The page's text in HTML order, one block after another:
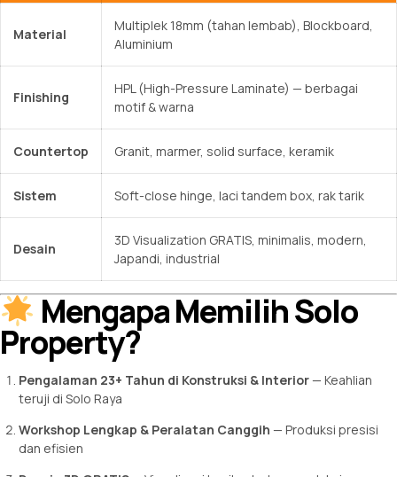
Material
Multiplek 18mm (tahan lembab), Blockboard,
Aluminium
Finishing
HPL (High-Pressure Laminate) — berbagai
motif & warna
Countertop Granit, marmer, solid surface, keramik
Sistem Soft-close hinge, laci tandem box, rak tarik
Desain
3D Visualization GRATIS, minimalis, modern,
Japandi, industrial
Mengapa Memilih Solo
Property?
Pengalaman 23+ Tahun di Konstruksi & Interior— Keahlian
teruji di Solo Raya
Workshop Lengkap & Peralatan Canggih — Produksi presisi
dan efisien